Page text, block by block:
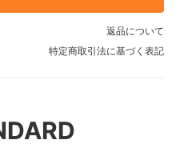
返品について
特定商取引法に基づく表記